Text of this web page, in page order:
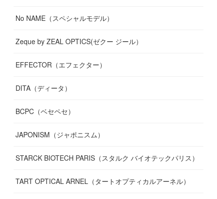
No NAME（スペシャルモデル）
Zeque by ZEAL OPTICS(ゼクー ジール）
EFFECTOR（エフェクター）
DITA（ディータ）
BCPC（ベセペセ）
JAPONISM（ジャポニスム）
STARCK BIOTECH PARIS（スタルク バイオテックパリス）
TART OPTICAL ARNEL（タートオプティカルアーネル）